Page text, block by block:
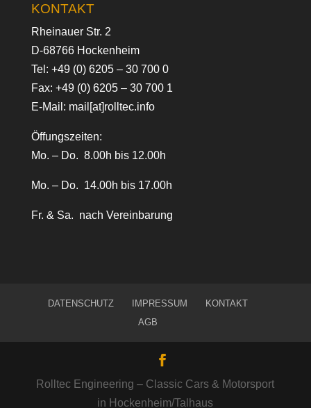
KONTAKT
Rheinauer Str. 2
D-68766 Hockenheim
Tel: +49 (0) 6205 – 30 700 0
Fax: +49 (0) 6205 – 30 700 1
E-Mail: mail[at]rolltec.info
Öffungszeiten:
Mo. – Do. 8.00h bis 12.00h
Mo. – Do. 14.00h bis 17.00h
Fr. & Sa. nach Vereinbarung
DATENSCHUTZ IMPRESSUM
KONTAKT
AGB
Rolltec Engineering – Classic Cars & Motorsport
in Hockenheim/Talhaus